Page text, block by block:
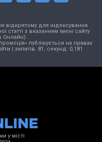
відкритому для індексування
статті з вказанням імені сайту
Онлайн).
публікується на правах
| запитів: 81, секунд: 0,181
у місті